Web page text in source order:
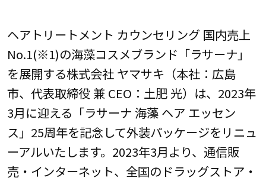
ヘアトリートメント カウンセリング 国内売上
No.1(※1)の海藻コスメブランド「ラサーナ」
を展開する株式会社 ヤマサキ（本社：広島
市、代表取締役 兼 CEO：土肥 光）は、2023年
3月に迎える「ラサーナ 海藻 ヘア エッセン
ス」25周年を記念して外装パッケージをリニュ
ーアルいたします。2023年3月より、通信販
売・インターネット、全国のドラッグストア・